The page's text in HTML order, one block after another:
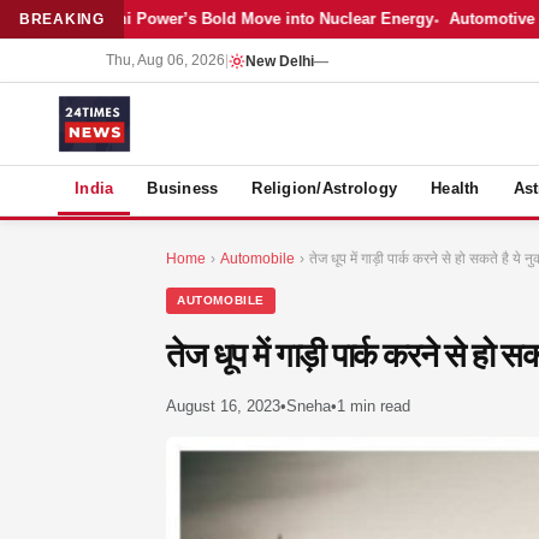
BREAKING
Latest: Adani Power’s Bold Move into Nuclear Energy Automotive
Thu, Aug 06, 2026 New Delhi—
India Business Religion/Astrology Health
Home › Automobile › तेज धूप में गाड़ी पार्क करने से हो सकते है ये
AUTOMOBILE
तेज धूप में गाड़ी पार्क करने से हो
August 16, 2023•Sneha•1 min read